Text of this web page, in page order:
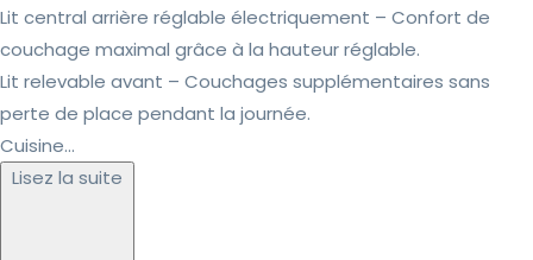
Lit central arrière réglable électriquement – Confort de
couchage maximal grâce à la hauteur réglable.
Lit relevable avant – Couchages supplémentaires sans
perte de place pendant la journée.
Cuisine...
Lisez la suite